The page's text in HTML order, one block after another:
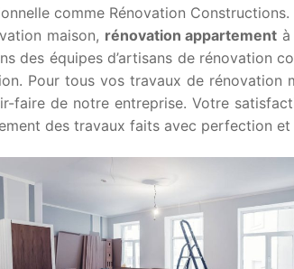
comme Rénovation
maison, rénovation appartement
des équipes d’artisans de rénovation
Pour tous vos travaux de rénovation
faire de notre entreprise. Votre
des travaux faits avec perfection et